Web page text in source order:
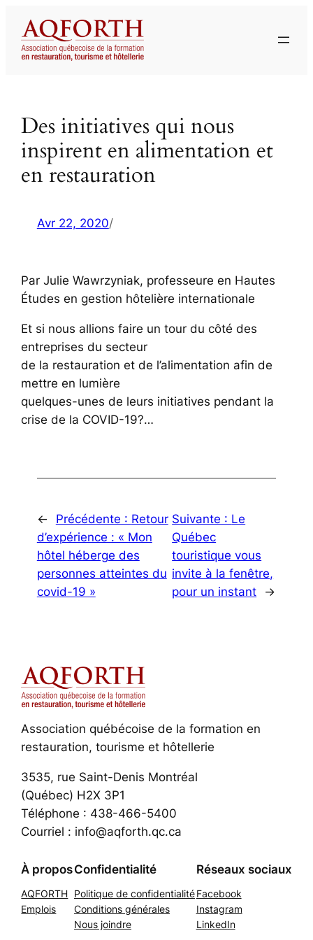
contenu
Des initiatives qui nous
inspirent en alimentation et
en restauration
Avr 22, 2020/
Par Julie Wawrzyniak, professeure en Hautes
Études en gestion hôtelière internationale
Et si nous allions faire un tour du côté des
entreprises du secteur
de la restauration et de l’alimentation afin de
mettre en lumière
quelques-unes de leurs initiatives pendant la
crise de la COVID-19?…
← Précédente : Retour
d’expérience : « Mon
hôtel héberge des
personnes atteintes du
covid-19 »
Suivante : Le
Québec
touristique vous
invite à la fenêtre,
pour un instant
→
Association québécoise de la formation en
restauration, tourisme et hôtellerie
3535, rue Saint-Denis Montréal
(Québec) H2X 3P1
Téléphone : 438-466-5400
Courriel : info@aqforth.qc.ca
À propos
AQFORTH
Emplois
Confidentialité
Politique de confidentialité
Conditions générales
Nous joindre
Réseaux sociaux
Facebook
Instagram
LinkedIn